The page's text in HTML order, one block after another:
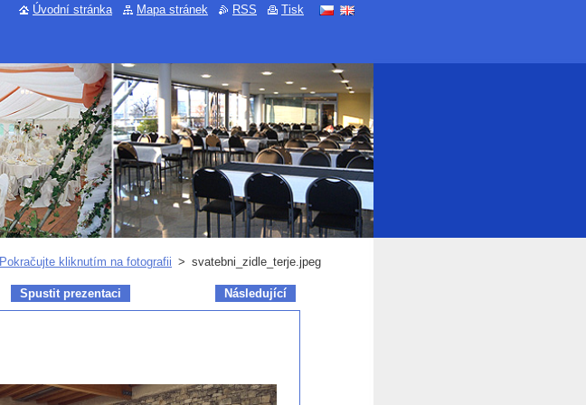
Pokračujte kliknutím na fotografii > svatebni_zidle_terje.jpeg
Spustit prezentaci Následující
Úvodní stránka Mapa stránek RSS Tisk